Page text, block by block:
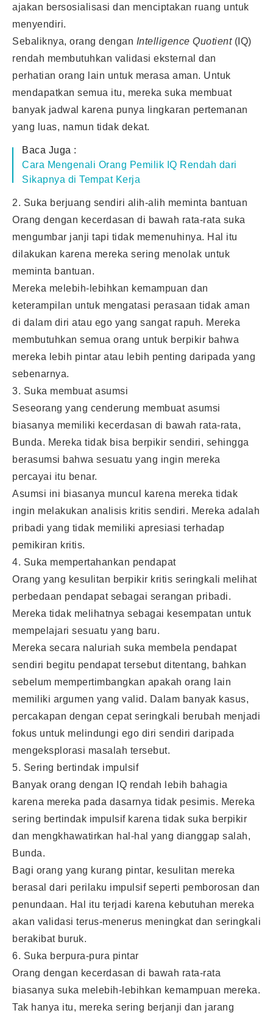
ajakan bersosialisasi dan menciptakan ruang untuk
menyendiri.
Sebaliknya, orang dengan Intelligence Quotient(IQ)
rendah membutuhkan validasi eksternal dan
perhatian orang lain untuk merasa aman. Untuk
mendapatkan semua itu, mereka suka membuat
banyak jadwal karena punya lingkaran pertemanan
yang luas, namun tidak dekat.
Baca Juga :
Cara Mengenali Orang Pemilik IQ Rendah dari
Sikapnya di Tempat Kerja
2. Suka berjuang sendiri alih-alih meminta bantuan
Orang dengan kecerdasan di bawah rata-rata suka
mengumbar janji tapi tidak memenuhinya. Hal itu
dilakukan karena mereka sering menolak untuk
meminta bantuan.
Mereka melebih-lebihkan kemampuan dan
keterampilan untuk mengatasi perasaan tidak aman
di dalam diri atau ego yang sangat rapuh. Mereka
membutuhkan semua orang untuk berpikir bahwa
mereka lebih pintar atau lebih penting daripada yang
sebenarnya.
3. Suka membuat asumsi
Seseorang yang cenderung membuat asumsi
biasanya memiliki kecerdasan di bawah rata-rata,
Bunda. Mereka tidak bisa berpikir sendiri, sehingga
berasumsi bahwa sesuatu yang ingin mereka
percayai itu benar.
Asumsi ini biasanya muncul karena mereka tidak
ingin melakukan analisis kritis sendiri. Mereka adalah
pribadi yang tidak memiliki apresiasi terhadap
pemikiran kritis.
4. Suka mempertahankan pendapat
Orang yang kesulitan berpikir kritis seringkali melihat
perbedaan pendapat sebagai serangan pribadi.
Mereka tidak melihatnya sebagai kesempatan untuk
mempelajari sesuatu yang baru.
Mereka secara naluriah suka membela pendapat
sendiri begitu pendapat tersebut ditentang, bahkan
sebelum mempertimbangkan apakah orang lain
memiliki argumen yang valid. Dalam banyak kasus,
percakapan dengan cepat seringkali berubah menjadi
fokus untuk melindungi ego diri sendiri daripada
mengeksplorasi masalah tersebut.
5. Sering bertindak impulsif
Banyak orang dengan IQ rendah lebih bahagia
karena mereka pada dasarnya tidak pesimis. Mereka
sering bertindak impulsif karena tidak suka berpikir
dan mengkhawatirkan hal-hal yang dianggap salah,
Bunda.
Bagi orang yang kurang pintar, kesulitan mereka
berasal dari perilaku impulsif seperti pemborosan dan
penundaan. Hal itu terjadi karena kebutuhan mereka
akan validasi terus-menerus meningkat dan seringkali
berakibat buruk.
6. Suka berpura-pura pintar
Orang dengan kecerdasan di bawah rata-rata
biasanya suka melebih-lebihkan kemampuan mereka.
Tak hanya itu, mereka sering berjanji dan jarang